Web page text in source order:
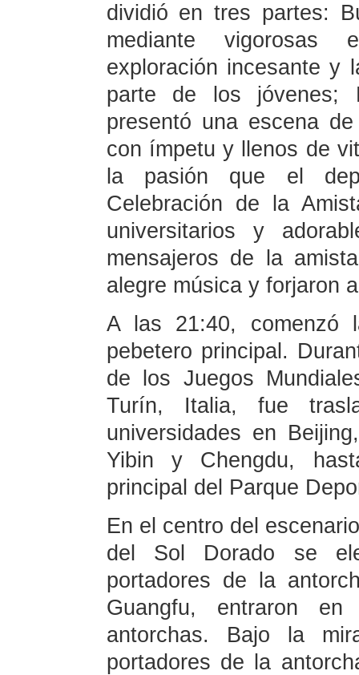
dividió en tres partes:
mediante vigorosas
exploración incesante y
parte de los jóvenes;
presentó una escena
con ímpetu y llenos de
la pasión que el
Celebración de la
universitarios y
mensajeros de la
alegre música y forjaron
A las 21:40, comenzó
pebetero principal.
de los Juegos
Turín, Italia, fue
universidades en
Yibin y Chengdu,
principal del Parque
En el centro del
del Sol Dorado se
portadores de la
Guangfu, entraron
antorchas. Bajo la
portadores de la